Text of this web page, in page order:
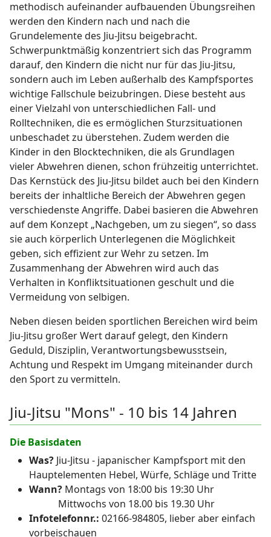
methodisch aufeinander aufbauenden Übungsreihen
werden den Kindern nach und nach die
Grundelemente des Jiu-Jitsu beigebracht.
Schwerpunktmäßig konzentriert sich das Programm
darauf, den Kindern die nicht nur für das Jiu-Jitsu,
sondern auch im Leben außerhalb des Kampfsportes
wichtige Fallschule beizubringen. Diese besteht aus
einer Vielzahl von unterschiedlichen Fall- und
Rolltechniken, die es ermöglichen Sturzsituationen
unbeschadet zu überstehen. Zudem werden die
Kinder in den Blocktechniken, die als Grundlagen
vieler Abwehren dienen, schon frühzeitig unterrichtet.
Das Kernstück des Jiu-Jitsu bildet auch bei den Kindern
bereits der inhaltliche Bereich der Abwehren gegen
verschiedenste Angriffe. Dabei basieren die Abwehren
auf dem Konzept „Nachgeben, um zu siegen“, so dass
sie auch körperlich Unterlegenen die Möglichkeit
geben, sich effizient zur Wehr zu setzen. Im
Zusammenhang der Abwehren wird auch das
Verhalten in Konfliktsituationen geschult und die
Vermeidung von selbigen.
Neben diesen beiden sportlichen Bereichen wird beim
Jiu-Jitsu großer Wert darauf gelegt, den Kindern
Geduld, Disziplin, Verantwortungsbewusstsein,
Achtung und Respekt im Umgang miteinander durch
den Sport zu vermitteln.
Jiu-Jitsu "Mons" - 10 bis 14 Jahren
Die Basisdaten
Was? Jiu-Jitsu - japanischer Kampfsport mit den
Hauptelementen Hebel, Würfe, Schläge und Tritte
Wann? Montags von 18:00 bis 19:30 Uhr
Mittwochs von 18.00 bis 19.30 Uhr
Infotelefonnr.: 02166-984805, lieber aber einfach
vorbeischauen